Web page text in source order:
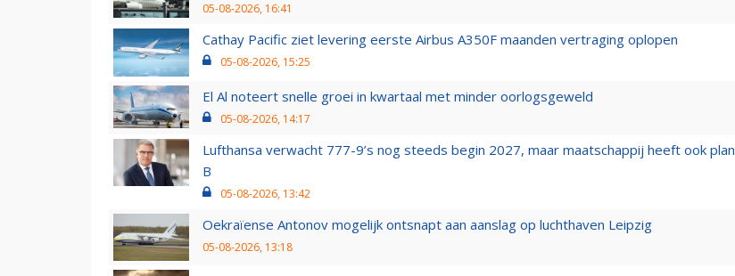
05-08-2026, 16:41
Cathay Pacific ziet levering eerste Airbus A350F maanden vertraging oplopen
05-08-2026, 15:25
El Al noteert snelle groei in kwartaal met minder oorlogsgeweld
05-08-2026, 14:17
Lufthansa verwacht 777-9’s nog steeds begin 2027, maar maatschappij heeft ook plan
B
05-08-2026, 13:42
Oekraïense Antonov mogelijk ontsnapt aan aanslag op luchthaven Leipzig
05-08-2026, 13:18